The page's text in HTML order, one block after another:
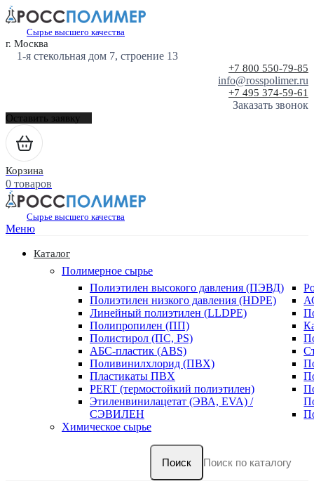
Сырье высшего качества
г. Москва
1-я стекольная дом 7, строение 13
+7 800 550-79-85
info@rosspolimer.ru
+7 495 374-59-61
Заказать звонок
Оставить заявку
Корзина
0 товаров
Сырье высшего качества
Меню
Каталог
Полимерное сырье
Полиэтилен высокого давления (ПЭВД)
Полиэтилен низкого давления (HDPE)
Линейный полиэтилен (LLDPE)
Полипропилен (ПП)
Полистирол (ПС, PS)
АБС-пластик (ABS)
Поливинилхлорид (ПВХ)
Пластикаты ПВХ
PERT (термостойкий полиэтилен)
Этиленвинилацетат (ЭВА, EVA) /
СЭВИЛЕН
Химическое сырье
Поиск